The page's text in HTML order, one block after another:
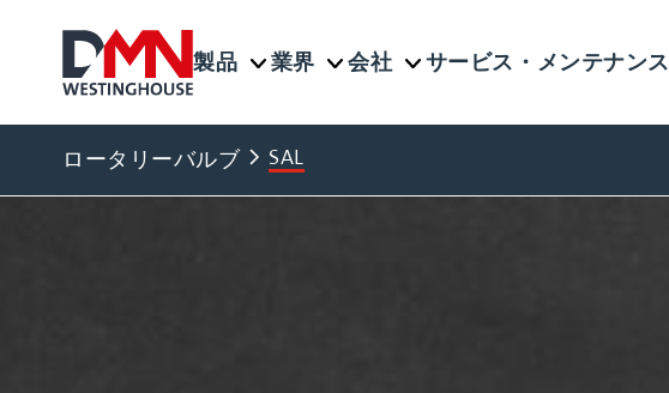
製品 業界 会社 サービス・メンテナンス
ロータリーバルブ SAL